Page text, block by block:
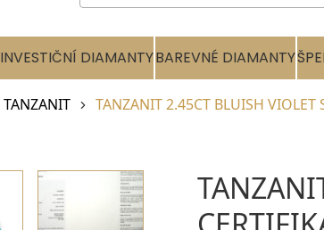
INVESTIČNÍ DIAMANTYBAREVNÉ DIAMANTY
TANZANIT TANZANIT 2.45CT BLUISH VIOLET